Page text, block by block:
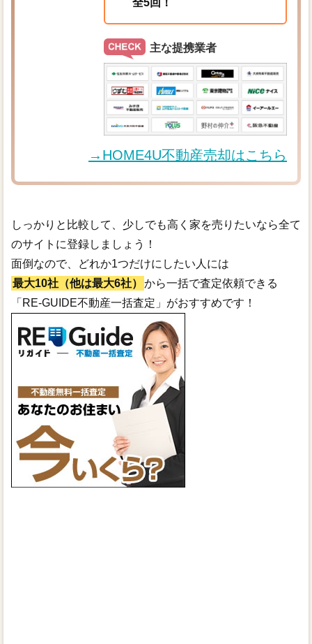
主な提携業者
→HOME4U不動産売却はこちら
しっかりと比較して、少しでも高く家を売りたいなら全て
のサイトに登録しましょう！
面倒なので、どれか1つだけにしたい人には
最大10社（他は最大6社）
から一括で査定依頼できる
「RE-GUIDE不動産一括査定」がおすすめです！